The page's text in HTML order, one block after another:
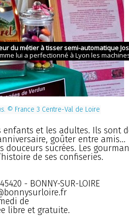
. © France 3 Centre-Val de Loire
et les adultes. Ils sont
goûter entre amis...
douceurs sucrées. Les
de ses confiseries.
- BONNY-SUR-LOIRE
de
libre et gratuite.